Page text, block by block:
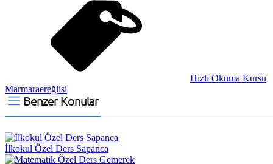
Hızlı Okuma Kursu
Marmaraereğlisi
Benzer Konular
İlkokul Özel Ders Sapanca